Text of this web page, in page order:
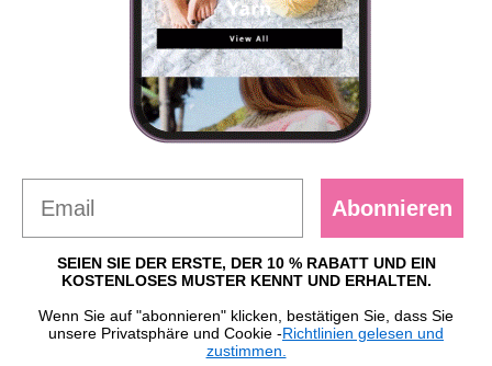
Abonnieren
SEIEN SIE DER ERSTE, DER 10 % RABATT UND EIN
KOSTENLOSES MUSTER KENNT UND ERHALTEN.
Wenn Sie auf "abonnieren" klicken, bestätigen Sie, dass Sie
unsere Privatsphäre und Cookie -Richtlinien gelesen und
zustimmen.